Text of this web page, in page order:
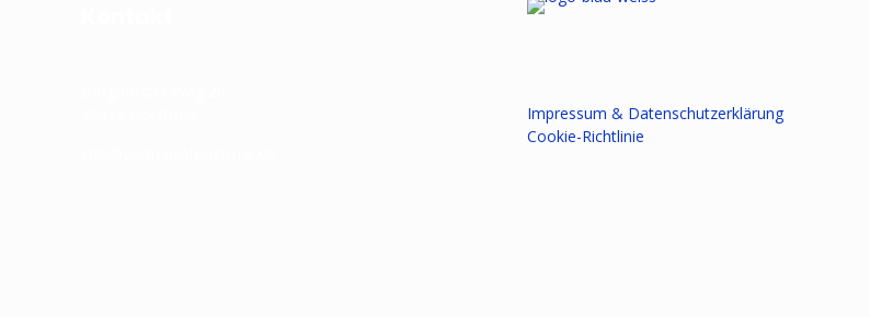
Impressum & Datenschutzerklärung
Cookie-Richtlinie